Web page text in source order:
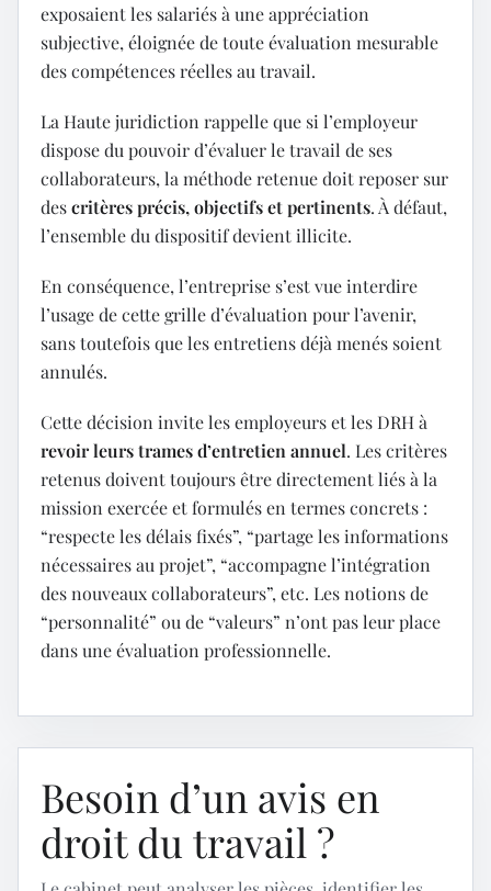
exposaient les salariés à une appréciation
subjective, éloignée de toute évaluation mesurable
des compétences réelles au travail.
La Haute juridiction rappelle que si l’employeur
dispose du pouvoir d’évaluer le travail de ses
collaborateurs, la méthode retenue doit reposer sur
descritèresprécis, objectifs et pertinents. À défaut,
l’ensemble du dispositif devient illicite.
En conséquence, l’entreprise s’est vue interdire
l’usage de cette grille d’évaluation pour l’avenir,
sans toutefois que les entretiens déjà menés soient
annulés.
Cette décision invite les employeurs et les DRH à
revoir leurs trames d’entretien annuel. Les critères
retenus doivent toujours être directement liés à la
mission exercée et formulés en termes concrets :
“respecte les délais fixés”, “partage les informations
nécessaires au projet”, “accompagne l’intégration
des nouveaux collaborateurs”, etc. Les notions de
“personnalité” ou de “valeurs” n’ont pas leur place
dans une évaluation professionnelle.
Besoin d’un avis en
droit du travail ?